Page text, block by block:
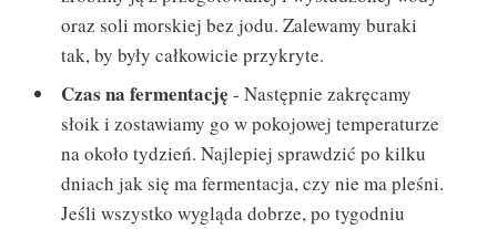
oraz soli morskiej bez jodu. Zalewamy buraki
tak, by były całkowicie przykryte.
Czas na fermentację - Następnie zakręcamy
słoik i zostawiamy go w pokojowej temperaturze
na około tydzień. Najlepiej sprawdzić po kilku
dniach jak się ma fermentacja, czy nie ma pleśni.
Jeśli wszystko wygląda dobrze, po tygodniu